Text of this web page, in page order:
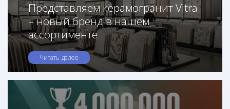
Представляем керамогранит Vitra
– новый бренд в нашем
ассортименте
Читать далее